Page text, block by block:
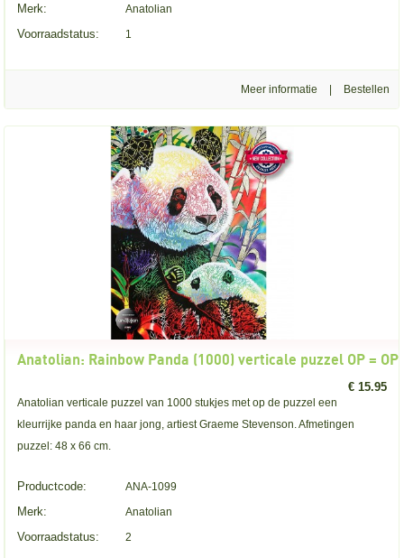
Merk: Anatolian
Voorraadstatus: 1
Meer informatie
Anatolian: Rainbow Panda (1000) verticale puzzel OP = OP
€ 15.95
Anatolian verticale puzzel van 1000 stukjes met op de puzzel een
kleurrijke panda en haar jong, artiest Graeme Stevenson. Afmetingen
puzzel: 48 x 66 cm.
Productcode: ANA-1099
Merk: Anatolian
Voorraadstatus: 2